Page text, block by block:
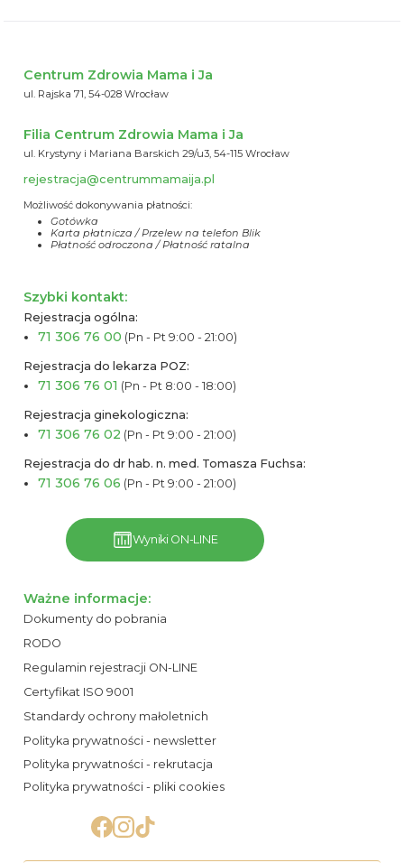
Centrum Zdrowia Mama i Ja
ul. Rajska 71, 54-028 Wrocław
Filia Centrum Zdrowia Mama i Ja
ul. Krystyny i Mariana Barskich 29/u3, 54-115 Wrocław
rejestracja@centrummamaija.pl
Możliwość dokonywania płatności:
Gotówka
Karta płatnicza / Przelew na telefon Blik
Płatność odroczona / Płatność ratalna
Szybki kontakt:
Rejestracja ogólna:
71 306 76 00 (Pn - Pt 9:00 - 21:00)
Rejestracja do lekarza POZ:
71 306 76 01 (Pn - Pt 8:00 - 18:00)
Rejestracja ginekologiczna:
71 306 76 02 (Pn - Pt 9:00 - 21:00)
Rejestracja do dr hab. n. med. Tomasza Fuchsa:
71 306 76 06 (Pn - Pt 9:00 - 21:00)
Wyniki ON-LINE
Ważne informacje:
Dokumenty do pobrania
RODO
Regulamin rejestracji ON-LINE
Certyfikat ISO 9001
Standardy ochrony małoletnich
Polityka prywatności - newsletter
Polityka prywatności - rekrutacja
Polityka prywatności - pliki cookies